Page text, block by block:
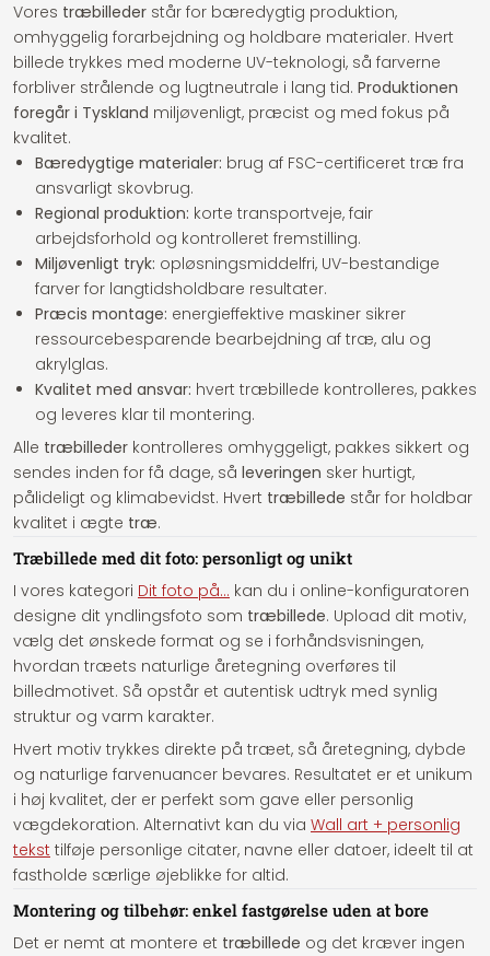
Vores træbilleder står for bæredygtig produktion,
omhyggelig forarbejdning og holdbare materialer. Hvert
billede trykkes med moderne UV-teknologi, så farverne
forbliver strålende og lugtneutrale i lang tid. Produktionen
foregår i Tyskland miljøvenligt, præcist og med fokus på
kvalitet.
Bæredygtige materialer: brug af FSC-certificeret træ fra
ansvarligt skovbrug.
Regional produktion: korte transportveje, fair
arbejdsforhold og kontrolleret fremstilling.
Miljøvenligt tryk: opløsningsmiddelfri, UV-bestandige
farver for langtidsholdbare resultater.
Præcis montage: energieffektive maskiner sikrer
ressourcebesparende bearbejdning af træ, alu og
akrylglas.
Kvalitet med ansvar: hvert træbillede kontrolleres, pakkes
og leveres klar til montering.
Alle træbilleder kontrolleres omhyggeligt, pakkes sikkert og
sendes inden for få dage, så leveringen sker hurtigt,
pålideligt og klimabevidst. Hvert træbillede står for holdbar
kvalitet i ægte træ.
Træbillede med dit foto: personligt og unikt
I vores kategori Dit foto på... kan du i online-konfiguratoren
designe dit yndlingsfoto som træbillede. Upload dit motiv,
vælg det ønskede format og se i forhåndsvisningen,
hvordan træets naturlige åretegning overføres til
billedmotivet. Så opstår et autentisk udtryk med synlig
struktur og varm karakter.
Hvert motiv trykkes direkte på træet, så åretegning, dybde
og naturlige farvenuancer bevares. Resultatet er et unikum
i høj kvalitet, der er perfekt som gave eller personlig
vægdekoration. Alternativt kan du via Wall art + personlig
tekst tilføje personlige citater, navne eller datoer, ideelt til at
fastholde særlige øjeblikke for altid.
Montering og tilbehør: enkel fastgørelse uden at bore
Det er nemt at montere et træbillede og det kræver ingen